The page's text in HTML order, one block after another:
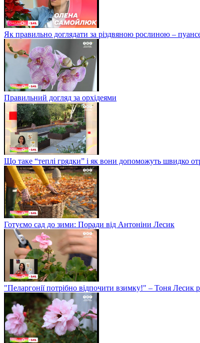
Як правильно доглядати за різдвяною рослиною –
Правильний догляд за орхідеями
Що таке “теплі грядки” і як вони допоможуть швидко
Готуємо сад до зими: Поради від Антоніни Лесик
"Пеларгонії потрібно відпочити взимку!" – Тоня Лесик